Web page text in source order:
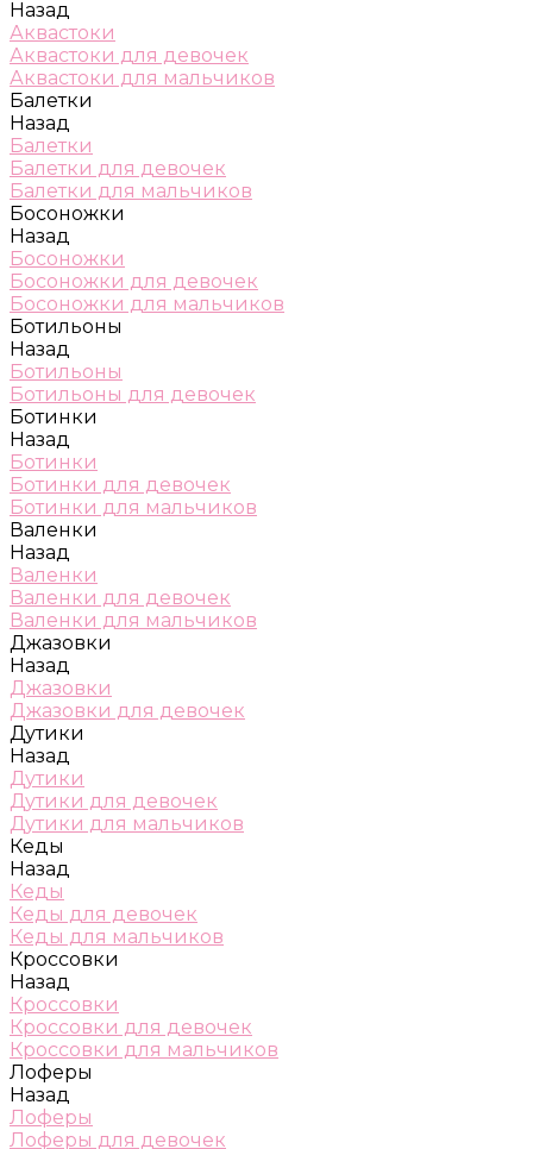
Назад
Аквастоки
Аквастоки для девочек
Аквастоки для мальчиков
Балетки
Назад
Балетки
Балетки для девочек
Балетки для мальчиков
Босоножки
Назад
Босоножки
Босоножки для девочек
Босоножки для мальчиков
Ботильоны
Назад
Ботильоны
Ботильоны для девочек
Ботинки
Назад
Ботинки
Ботинки для девочек
Ботинки для мальчиков
Валенки
Назад
Валенки
Валенки для девочек
Валенки для мальчиков
Джазовки
Назад
Джазовки
Джазовки для девочек
Дутики
Назад
Дутики
Дутики для девочек
Дутики для мальчиков
Кеды
Назад
Кеды
Кеды для девочек
Кеды для мальчиков
Кроссовки
Назад
Кроссовки
Кроссовки для девочек
Кроссовки для мальчиков
Лоферы
Назад
Лоферы
Лоферы для девочек